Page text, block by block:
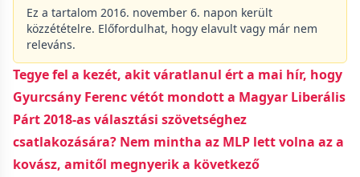
Ez a tartalom 2016. november 6. napon került
közzétételre. Előfordulhat, hogy elavult vagy már nem
releváns.
Tegye fel a kezét, akit váratlanul ért a mai hír, hogy
Gyurcsány Ferenc vétót mondott a Magyar Liberális
Párt 2018-as választási szövetséghez
csatlakozására? Nem mintha az MLP lett volna az a
kovász, amitől megnyerik a következő